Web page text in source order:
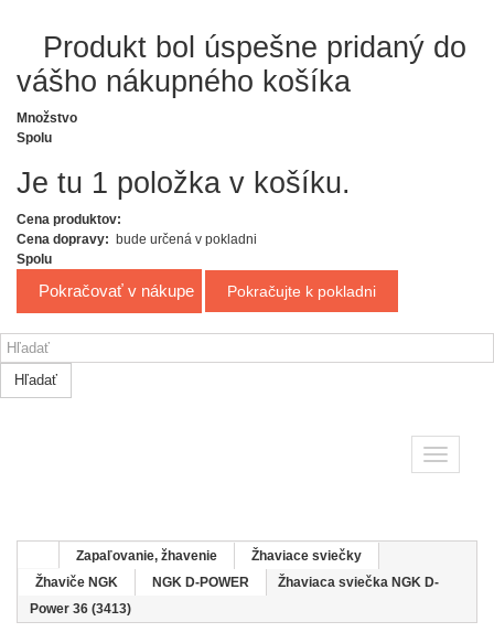
Produkt bol úspešne pridaný do
vášho nákupného košíka
Množstvo
Spolu
Je tu 1 položka v košíku.
Cena produktov:
Cena dopravy: bude určená v pokladni
Spolu
Pokračovať v nákupe Pokračujte k pokladni
Hľadať
Toggle
Zapaľovanie, žhavenie
Žhaviace sviečky
Žhaviče NGK
NGK D-POWER
Žhaviaca sviečka NGK D-
Power 36 (3413)